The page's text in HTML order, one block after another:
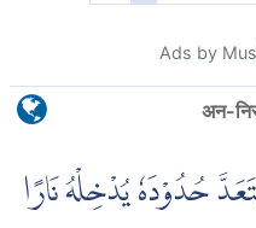
Ads by
अन-
حُدُوْدَهٗ يُدْخِلْهُ نَارًا